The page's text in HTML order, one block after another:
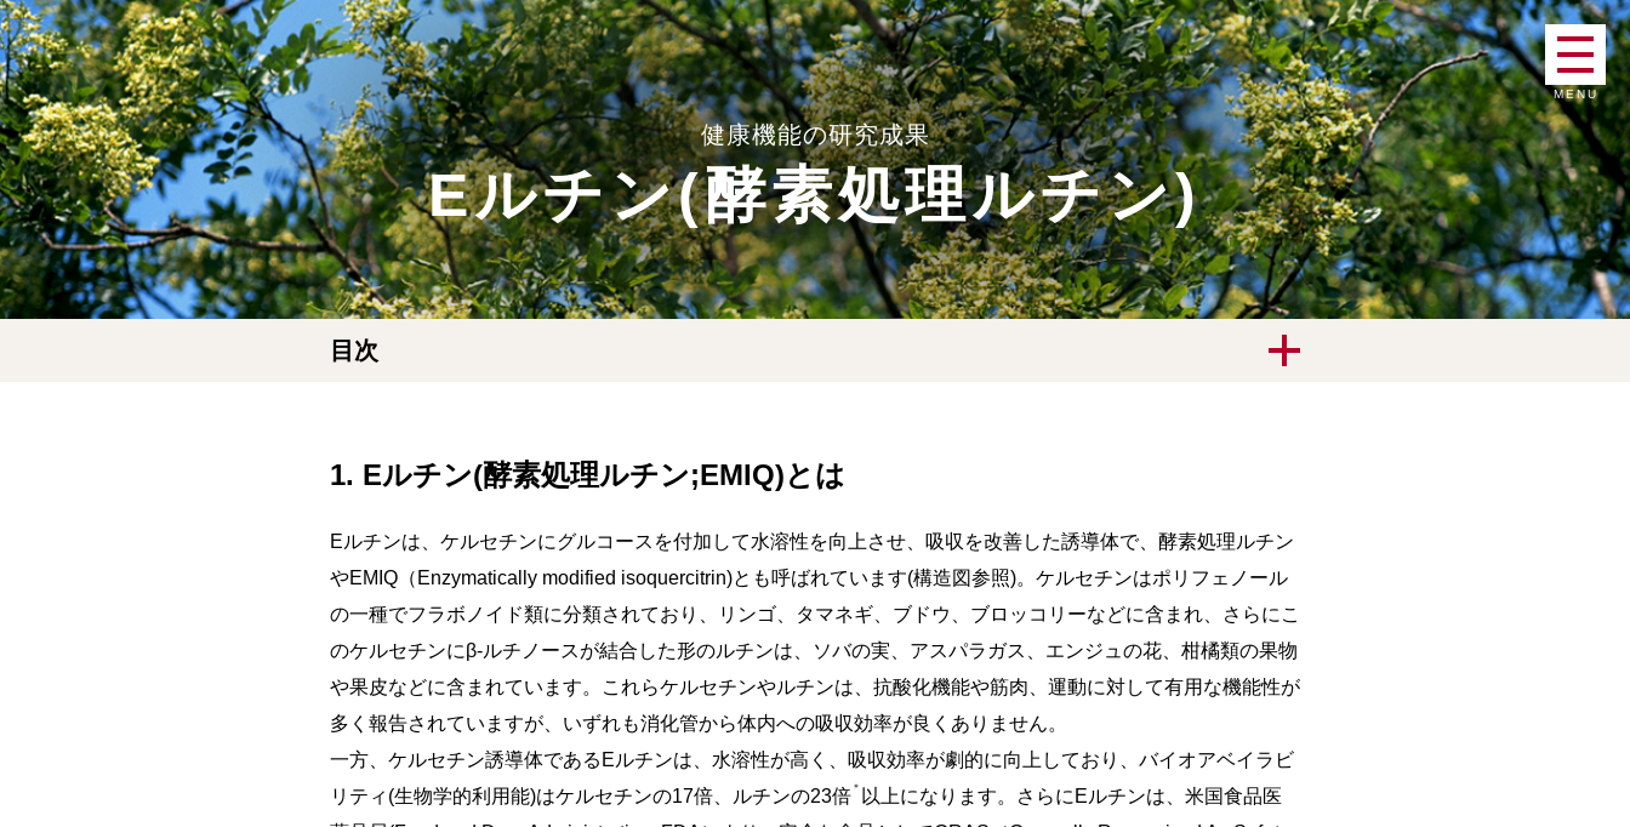
MENU
健康機能の研究成果
Eルチン(酵素処理ルチン)
目次
1. Eルチン(酵素処理ルチン;EMIQ)とは
Eルチンは、ケルセチンにグルコースを付加して水溶性を向上させ、吸収を改善した誘導体で、酵素処理ルチン
やEMIQ（Enzymatically modified isoquercitrin)とも呼ばれています(構造図参照)。ケルセチンはポリフェノール
の一種でフラボノイド類に分類されており、リンゴ、タマネギ、ブドウ、ブロッコリーなどに含まれ、さらにこ
のケルセチンにβ-ルチノースが結合した形のルチンは、ソバの実、アスパラガス、エンジュの花、柑橘類の果物
や果皮などに含まれています。これらケルセチンやルチンは、抗酸化機能や筋肉、運動に対して有用な機能性が
多く報告されていますが、いずれも消化管から体内への吸収効率が良くありません。
一方、ケルセチン誘導体であるEルチンは、水溶性が高く、吸収効率が劇的に向上しており、バイオアベイラビ
リティ(生物学的利用能)はケルセチンの17倍、ルチンの23倍 ＊ 以上になります。さらにEルチンは、米国食品医